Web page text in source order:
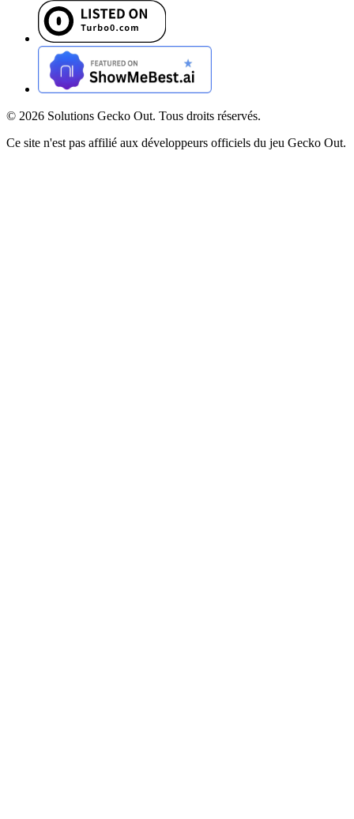
© 2026 Solutions Gecko Out. Tous droits réservés.
Ce site n'est pas affilié aux développeurs officiels du jeu Gecko Out.